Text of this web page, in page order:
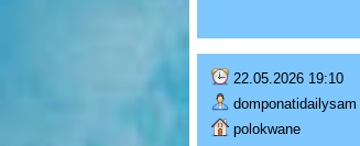
22.05.2026 19:10
domponatidailysam
polokwane